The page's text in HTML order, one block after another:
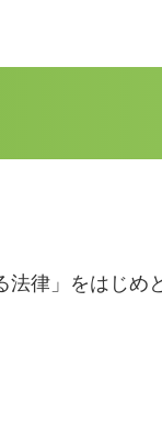
律」をはじ